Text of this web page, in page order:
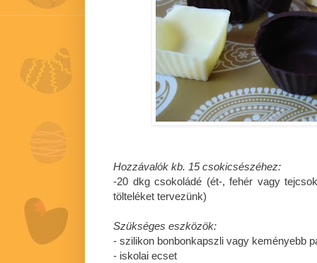
Hozzávalók kb. 15 csokicsészéhez:
-20 dkg csokoládé (ét-, fehér vagy
tölteléket tervezünk)
Szükséges eszközök:
- szilikon bonbonkapszli vagy keményebb
- iskolai ecset